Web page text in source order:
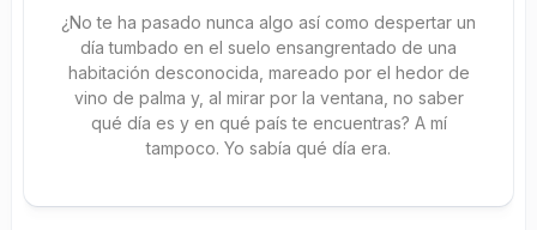
¿No te ha pasado nunca algo así como despertar un
día tumbado en el suelo ensangrentado de una
habitación desconocida, mareado por el hedor de
vino de palma y, al mirar por la ventana, no saber
qué día es y en qué país te encuentras? A mí
tampoco. Yo sabía qué día era.